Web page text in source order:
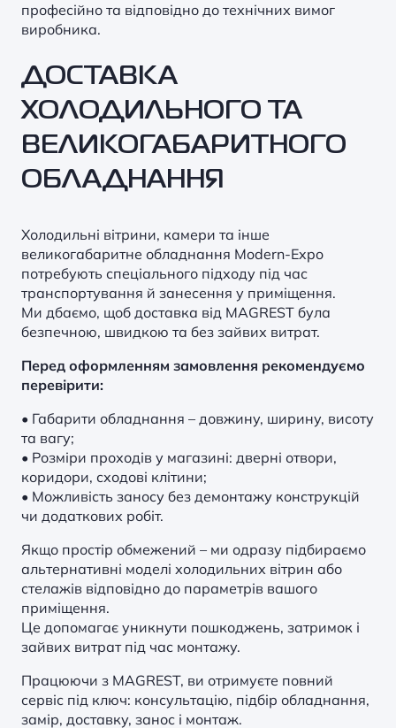
професійно та відповідно до технічних вимог
виробника.
ДОСТАВКА
ХОЛОДИЛЬНОГО ТА
ВЕЛИКОГАБАРИТНОГО
ОБЛАДНАННЯ
Холодильні вітрини, камери та інше
великогабаритне обладнання Modern-Expo
потребують спеціального підходу під час
транспортування й занесення у приміщення.
Ми дбаємо, щоб доставка від MAGREST була
безпечною, швидкою та без зайвих витрат.
Перед оформленням замовлення рекомендуємо
перевірити:
• Габарити обладнання – довжину, ширину, висоту
та вагу;
• Розміри проходів у магазині: дверні отвори,
коридори, сходові клітини;
• Можливість заносу без демонтажу конструкцій
чи додаткових робіт.
Якщо простір обмежений – ми одразу підбираємо
альтернативні моделі холодильних вітрин або
стелажів відповідно до параметрів вашого
приміщення.
Це допомагає уникнути пошкоджень, затримок і
зайвих витрат під час монтажу.
Працюючи з MAGREST, ви отримуєте повний
сервіс під ключ: консультацію, підбір обладнання,
замір, доставку, занос і монтаж.